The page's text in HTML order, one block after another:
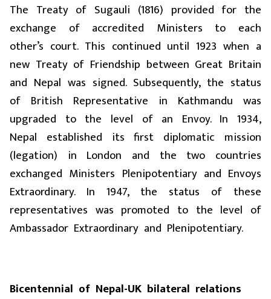
The Treaty of Sugauli (1816) provided for the
exchange of accredited Ministers to each
other’s court. This continued until 1923 when a
new Treaty of Friendship between Great Britain
and Nepal was signed. Subsequently, the status
of British Representative in Kathmandu was
upgraded to the level of an Envoy. In 1934,
Nepal established its first diplomatic mission
(legation) in London and the two countries
exchanged Ministers Plenipotentiary and Envoys
Extraordinary. In 1947, the status of these
representatives was promoted to the level of
Ambassador Extraordinary and Plenipotentiary.
Bicentennial of Nepal-UK bilateral relations